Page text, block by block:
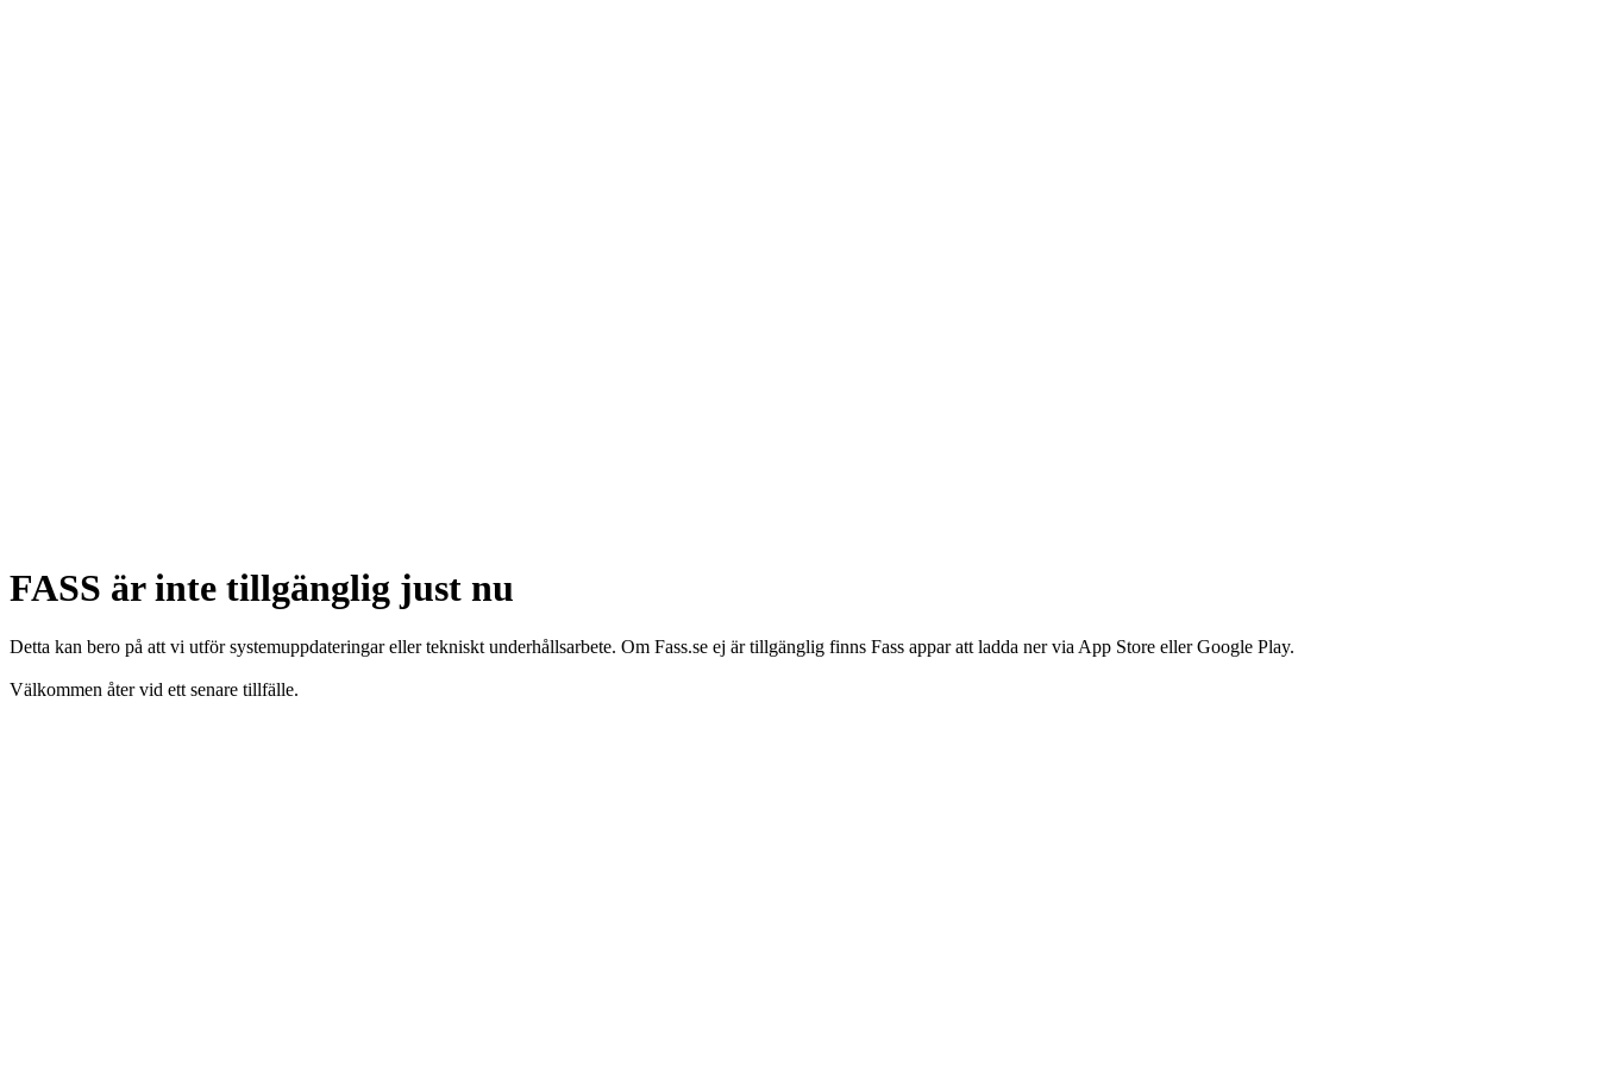
FASS är inte tillgänglig just nu
Detta kan bero på att vi utför systemuppdateringar eller tekniskt underhållsarbete. Om Fass.se ej är tillgänglig finns Fass appar att ladda ner via App Store eller Google Play.
Välkommen åter vid ett senare tillfälle.